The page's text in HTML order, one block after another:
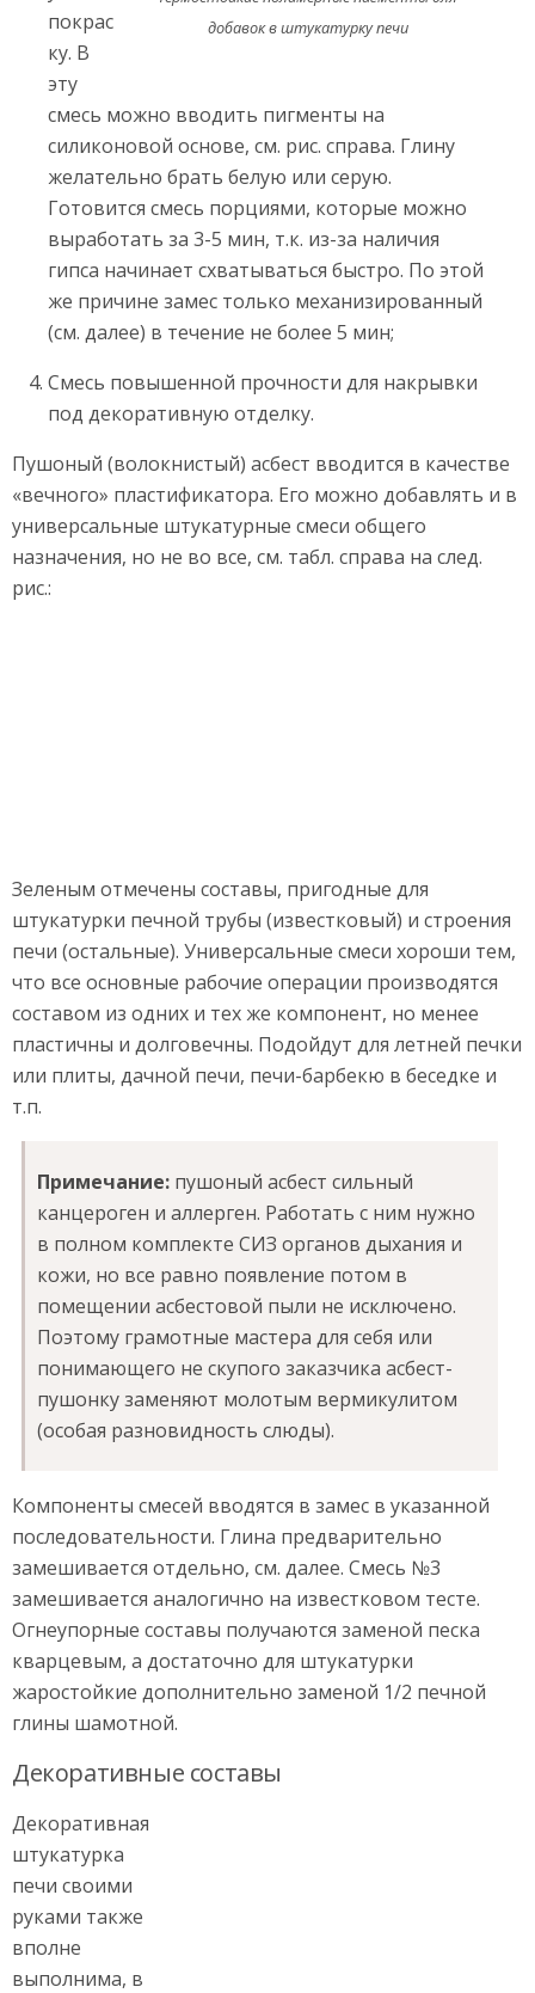
добавок в штукатурку печи
покрас
ку. В
эту
смесь можно вводить пигменты на
силиконовой основе, см. рис. справа. Глину
желательно брать белую или серую.
Готовится смесь порциями, которые можно
выработать за 3-5 мин, т.к. из-за наличия
гипса начинает схватываться быстро. По этой
же причине замес только механизированный
(см. далее) в течение не более 5 мин;
Смесь повышенной прочности для накрывки
под декоративную отделку.
Пушоный (волокнистый) асбест вводится в качестве
«вечного» пластификатора. Его можно добавлять и в
универсальные штукатурные смеси общего
назначения, но не во все, см. табл. справа на след.
рис.:
Зеленым отмечены составы, пригодные для
штукатурки печной трубы (известковый) и строения
печи (остальные). Универсальные смеси хороши тем,
что все основные рабочие операции производятся
составом из одних и тех же компонент, но менее
пластичны и долговечны. Подойдут для летней печки
или плиты, дачной печи, печи-барбекю в беседке и
т.п.
Примечание: пушоный асбест сильный
канцероген и аллерген. Работать с ним нужно
в полном комплекте СИЗ органов дыхания и
кожи, но все равно появление потом в
помещении асбестовой пыли не исключено.
Поэтому грамотные мастера для себя или
понимающего не скупого заказчика асбест-
пушонку заменяют молотым вермикулитом
(особая разновидность слюды).
Компоненты смесей вводятся в замес в указанной
последовательности. Глина предварительно
замешивается отдельно, см. далее. Смесь №3
замешивается аналогично на известковом тесте.
Огнеупорные составы получаются заменой песка
кварцевым, а достаточно для штукатурки
жаростойкие дополнительно заменой 1/2 печной
глины шамотной.
Декоративные составы
Декоративная
штукатурка
печи своими
руками также
вполне
выполнима, в